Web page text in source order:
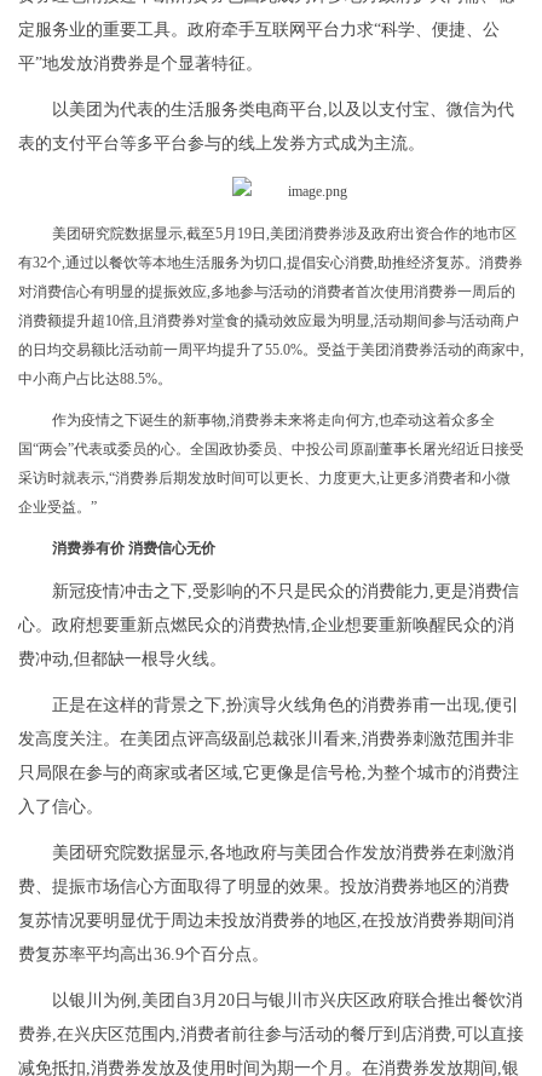
定服务业的重要工具。政府牵手互联网平台力求“科学、便捷、公
平”地发放消费券是个显著特征。
以美团为代表的生活服务类电商平台,以及以支付宝、微信为代
表的支付平台等多平台参与的线上发券方式成为主流。
美团研究院数据显示,截至5月19日,美团消费券涉及政府出资合作的地市区
有32个,通过以餐饮等本地生活服务为切口,提倡安心消费,助推经济复苏。 消费券
对消费信心有明显的提振效应,多地参与活动的消费者首次使用消费券一周后的
消费额提升超10倍,且 消费券对堂食的撬动效应最为明显,活动期间参与活动商户
的日均交易额比活动前一周平均提升了55.0%。 受益于美团消费券活动的商家中,
中小商户占比达88.5%。
作为疫情之下诞生的新事物,消费券未来将走向何方,也牵动这着众多全
国“两会”代表或委员的心。 全国政协委员、中投公司原副董事长屠光绍近日接受
采访时就表示,“消费券后期发放时间可以更长、力度更大,让更多消费者和小微
企业受益。”
消费券有价 消费信心无价
新冠疫情冲击之下,受影响的不只是民众的消费能力,更是消费信
心。政府想要重新点燃民众的消费热情,企业想要重新唤醒民众的消
费冲动,但都缺一根导火线。
正是在这样的背景之下,扮演导火线角色的消费券甫一出现,便引
发高度关注。在美团点评高级副总裁张川看来,消费券刺激范围并非
只局限在参与的商家或者区域,它更像是信号枪,为整个城市的消费注
入了信心。
美团研究院数据显示,各地政府与美团合作发放消费券在刺激消
费、提振市场信心方面取得了明显的效果。投放消费券地区的消费
复苏情况要明显优于周边未投放消费券的地区,在投放消费券期间消
费复苏率平均高出36.9个百分点。
以银川为例,美团自3月20日与银川市兴庆区政府联合推出餐饮消
费券,在兴庆区范围内,消费者前往参与活动的餐厅到店消费,可以直接
减免抵扣,消费券发放及使用时间为期一个月。在消费券发放期间,银